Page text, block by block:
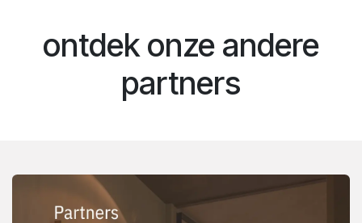
ontdek onze andere
partners